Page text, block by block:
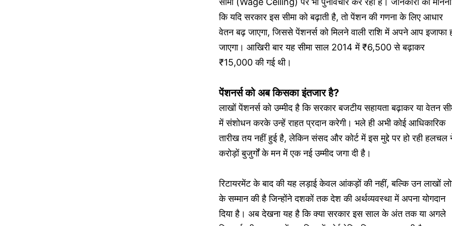
कि यदि सरकार इस सीमा को बढ़ाती है, तो पेंशन की गणना के लिए आधार
वेतन बढ़ जाएगा, जिससे पेंशनर्स को मिलने वाली राशि में अपने आप इजाफा
जाएगा। आखिरी बार यह सीमा साल 2014 में ₹6,500 से बढ़ाकर
₹15,000 की गई थी।
पेंशनर्स को अब किसका इंतजार है?
लाखों पेंशनर्स को उम्मीद है कि सरकार बजटीय सहायता बढ़ाकर या वेतन
में संशोधन करके उन्हें राहत प्रदान करेगी। भले ही अभी कोई आधिकारिक
तारीख तय नहीं हुई है, लेकिन संसद और कोर्ट में इस मुद्दे पर हो रही हलचल
करोड़ों बुजुर्गों के मन में एक नई उम्मीद जगा दी है।
रिटायरमेंट के बाद की यह लड़ाई केवल आंकड़ों की नहीं, बल्कि उन लाखों
के सम्मान की है जिन्होंने दशकों तक देश की अर्थव्यवस्था में अपना योगदान
दिया है। अब देखना यह है कि क्या सरकार इस साल के अंत तक या अगले